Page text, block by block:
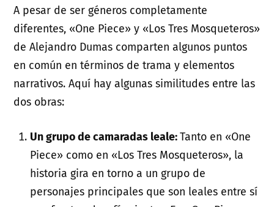
A pesar de ser géneros completamente
diferentes, «One Piece» y «Los Tres Mosqueteros»
de Alejandro Dumas comparten algunos puntos
en común en términos de trama y elementos
narrativos. Aquí hay algunas similitudes entre las
dos obras:
Un grupo de camaradas leale:Tanto en «One
Piece» como en «Los Tres Mosqueteros», la
historia gira en torno a un grupo de
personajes principales que son leales entre sí